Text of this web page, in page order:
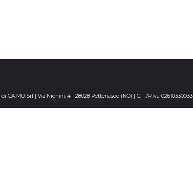
Srl | Via Nichini, 4 | 28028 Pettenasco (NO) | C.F./P.Iva 02610330033